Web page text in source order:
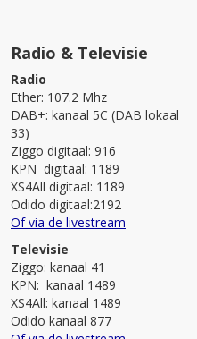
Radio & Televisie
Radio
Ether: 107.2 Mhz
DAB+: kanaal 5C (DAB lokaal
33)
Ziggo digitaal: 916
KPN digitaal: 1189
XS4All digitaal: 1189
Odido digitaal:2192
Of via de livestream
Televisie
Ziggo: kanaal 41
KPN: kanaal 1489
XS4All: kanaal 1489
Odido kanaal 877